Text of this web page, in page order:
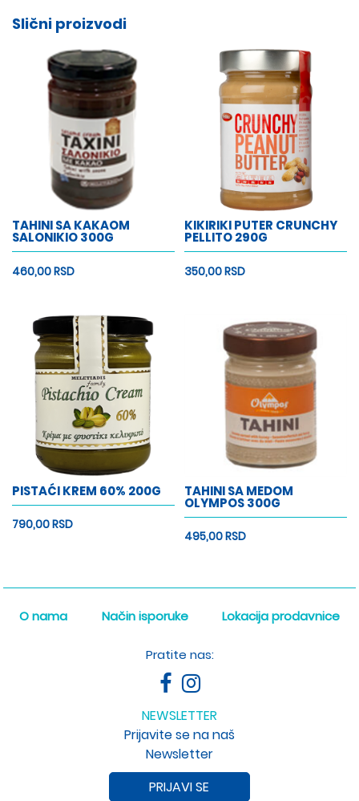
Slični proizvodi
TAHINI SA KAKAOM
SALONIKIO 300G
460,00 RSD
KIKIRIKI PUTER CRUNCHY
PELLITO 290G
350,00 RSD
PISTAĆI KREM 60% 200G
790,00 RSD
TAHINI SA MEDOM
OLYMPOS 300G
495,00 RSD
O nama Način isporuke Lokacija prodavnice
Pratite nas:
NEWSLETTER
Prijavite se na naš
Newsletter
PRIJAVI SE